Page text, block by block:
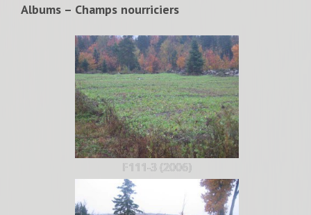
Albums – Champs nourriciers
F111-3 (2006)